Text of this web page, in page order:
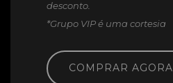
desconto.
*Grupo VIP é uma cortesia
COMPRAR AGORA